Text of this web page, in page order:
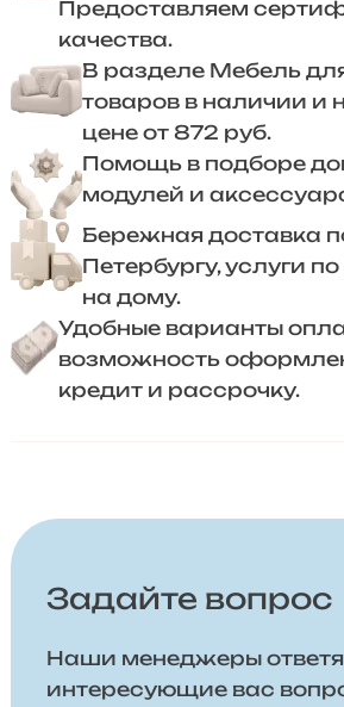
Предоставляем
качества.
В разделе Мебель
товаров в наличии и
цене от 872 руб.
Помощь в подборе
модулей и
Бережная доставка
Петербургу, услуги
на дому.
Удобные варианты
возможность
кредит и рассрочку.
Задайте вопрос
Наши менеджеры
интересующие вас